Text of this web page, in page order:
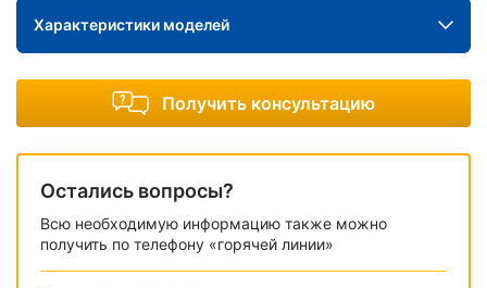
Характеристики моделей
Получить консультацию
Остались вопросы?
Всю необходимую информацию также можно
получить по телефону «горячей линии»